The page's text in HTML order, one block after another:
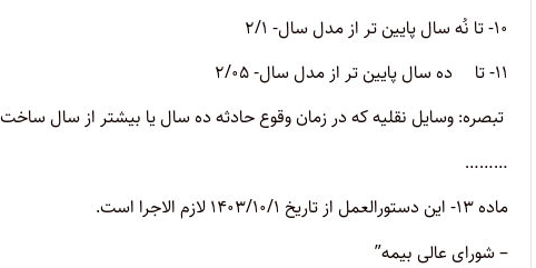
۱۰- تا نُه سال پایین تر از مدل سال- ۲/۱
۱۱- تا ده سال پایین تر از مدل سال- ۲/۰۵
تبصره: وسایل نقلیه که در زمان وقوع حادثه ده سال یا بیشتر از سال
………
ماده ۱۳- این دستورالعمل از تاریخ ۱۴۰۳/۱۰/۱ لازم الاجرا است.
– شورای عالی بیمه”